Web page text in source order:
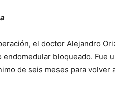
el doctor Alejandro
endomedular bloqueado. Fue
de seis meses para volver